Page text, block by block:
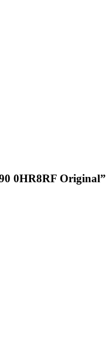
0HR8RF Original”